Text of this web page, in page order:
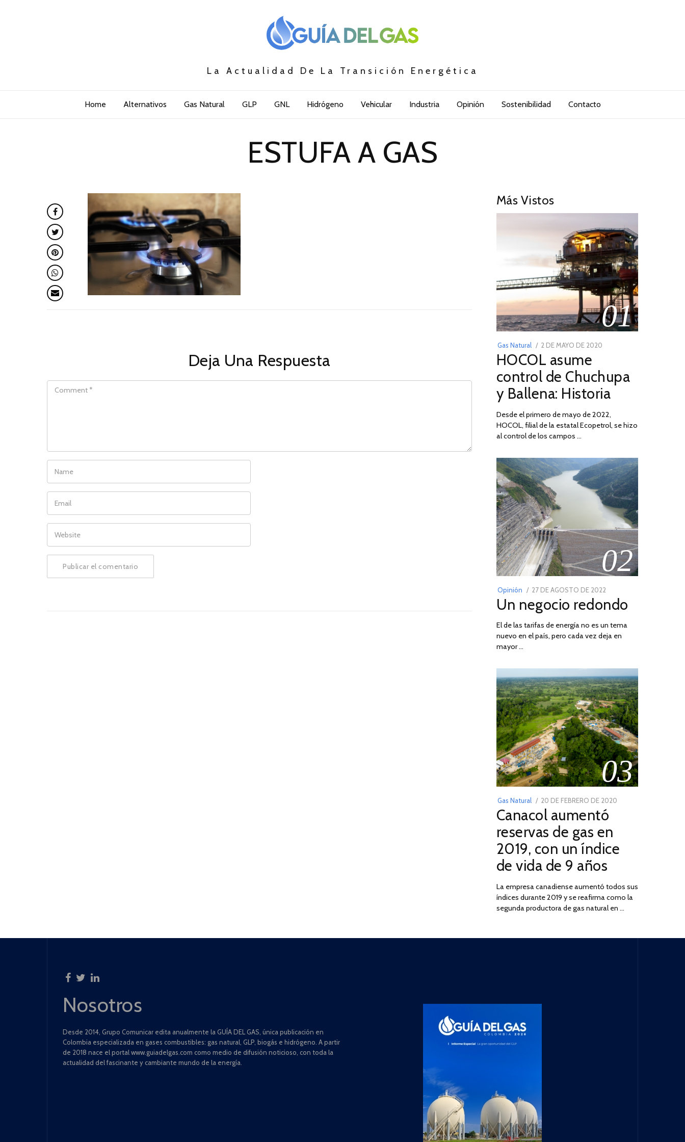
La Actualidad De La Transición Energética
Home Alternativos Gas Natural GLP GNL Hidrógeno Vehicular Industria Opinión Sostenibilidad Contacto
ESTUFA A GAS
Deja Una Respuesta
Más Vistos
01
Gas Natural
POSTED
ON
2 DE MAYO DE 2020
DE
2026
HOCOL asume
control de Chuchupa
y Ballena: Historia
Desde el primero de mayo de 2022,
HOCOL, filial de la estatal Ecopetrol, se hizo
al control de los campos …
02
Opinión
POSTED
ON
27 DE AGOSTO DE 2022
DE
DE
2022
Un negocio redondo
El de las tarifas de energía no es un tema
nuevo en el país, pero cada vez deja en
mayor …
03
Gas Natural
POSTED
ON
20 DE FEBRERO DE 2020
2025
Canacol aumentó
reservas de gas en
2019, con un índice
de vida de 9 años
La empresa canadiense aumentó todos sus
índices durante 2019 y se reafirma como la
segunda productora de gas natural en …
Nosotros
Desde 2014, Grupo Comunicar edita anualmente la GUÍA DEL GAS, única publicación en
Colombia especializada en gases combustibles: gas natural, GLP, biogás e hidrógeno. A partir
de 2018 nace el portal www.guiadelgas.com como medio de difusión noticioso, con toda la
actualidad del fascinante y cambiante mundo de la energía.